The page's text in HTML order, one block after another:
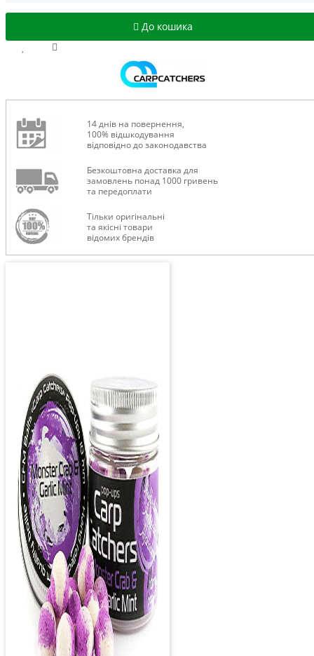
До кошика
14 днів на повернення,
100% відшкодування
відповідно до законодавства
Безкоштовна доставка для
замовлень понад 1000 гривень
та передоплати
Тільки оригінальні
та якісні товари
відомих брендів